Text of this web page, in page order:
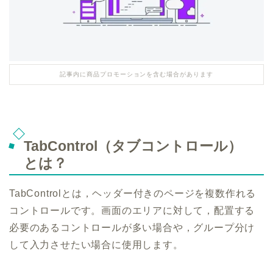
記事内に商品プロモーションを含む場合があります
TabControl（タブコントロール）
とは？
TabControlとは，ヘッダー付きのページを複数作れる
コントロールです。画面のエリアに対して，配置する
必要のあるコントロールが多い場合や，グループ分け
して入力させたい場合に使用します。